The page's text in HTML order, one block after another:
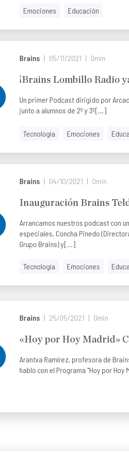
Emociones Educación
Brains 05/11/2021 0min
¡Brains Lombillo Radio
Un primer Podcast dirigido por
junto a alumnos de 2º y 3º[...]
Tecnología Emociones
Brains 04/10/2021 0min
Inauguración Brains
Arrancamos nuestros podcast con
especiales, Concha Pinedo
Grupo Brains) y[...]
Tecnología Emociones
Brains 25/05/2021 0min
«Hoy por Hoy Madrid»
Arantxa Ramírez, profesora de
hablo con el Programa "Hoy por Hoy